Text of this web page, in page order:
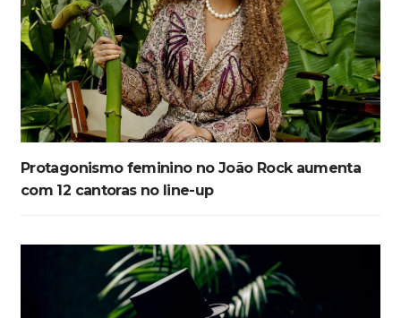
Protagonismo feminino no João Rock aumenta
com 12 cantoras no line-up